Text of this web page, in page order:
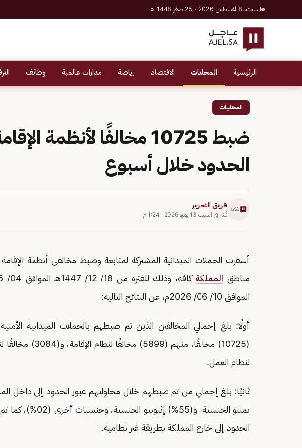
السبت، 8 أغسطس 2026 · 25 صفر 1448 هـ
الرئيسية المحليات الاقتصاد رياضة مدارات عالمية وظائف
المحليات
ضبط 10725 مخالفًا لأنظمة
الحدود خلال أسبوع
فريق التحرير
نُشر في السبت 13 يونيو 2026 · 1:24 م
أسفرت الحملات الميدانية المشتركة لمتابعة وضبط مخالفي أنظمة
مناطق المملكة
الموافق 10/ 06/ 2026م، عن النتائج التالية:
أولًا: بلغ إجمالي المخالفين الذين تم ضبطهم بالحملات الميدانية
لنظام العمل.
الحدود إلى خارج المملكة بطريقة غير نظامية.